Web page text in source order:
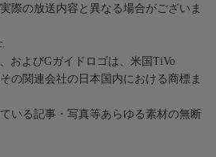
際の放送内容と異なる場合がございま
およびGガイドロゴは、米国TiVo
の関連会社の日本国内における商標ま
いる記事・写真等あらゆる素材の無断